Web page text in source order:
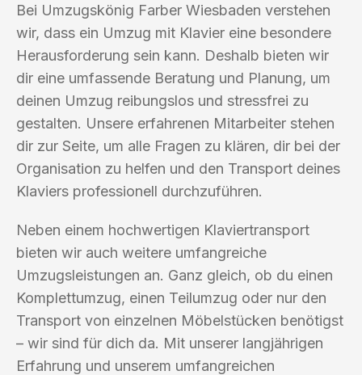
Bei Umzugskönig Farber Wiesbaden verstehen
wir, dass ein Umzug mit Klavier eine besondere
Herausforderung sein kann. Deshalb bieten wir
dir eine umfassende Beratung und Planung, um
deinen Umzug reibungslos und stressfrei zu
gestalten. Unsere erfahrenen Mitarbeiter stehen
dir zur Seite, um alle Fragen zu klären, dir bei der
Organisation zu helfen und den Transport deines
Klaviers professionell durchzuführen.
Neben einem hochwertigen Klaviertransport
bieten wir auch weitere umfangreiche
Umzugsleistungen an. Ganz gleich, ob du einen
Komplettumzug, einen Teilumzug oder nur den
Transport von einzelnen Möbelstücken benötigst
– wir sind für dich da. Mit unserer langjährigen
Erfahrung und unserem umfangreichen